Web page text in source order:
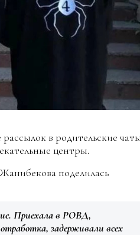
в родительские
центры.
поделилась
Приехала в РОВД,
задерживали всех